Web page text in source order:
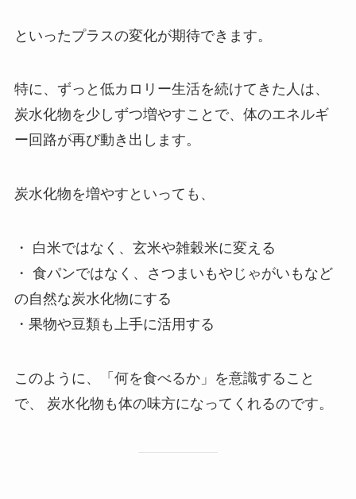
といったプラスの変化が期待できます。
特に、ずっと低カロリー生活を続けてきた人は、
炭水化物を少しずつ増やすことで、体のエネルギ
ー回路が再び動き出します。
炭水化物を増やすといっても、
・ 白米ではなく、玄米や雑穀米に変える
・ 食パンではなく、さつまいもやじゃがいもなど
の自然な炭水化物にする
・果物や豆類も上手に活用する
このように、「何を食べるか」を意識すること
で、 炭水化物も体の味方になってくれるのです。